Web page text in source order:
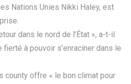
Nations Unies Nikki Haley, est
dans le nord de l’État », a-t-il
fierté à pouvoir s’enraciner dans le
county offre « le bon climat pour